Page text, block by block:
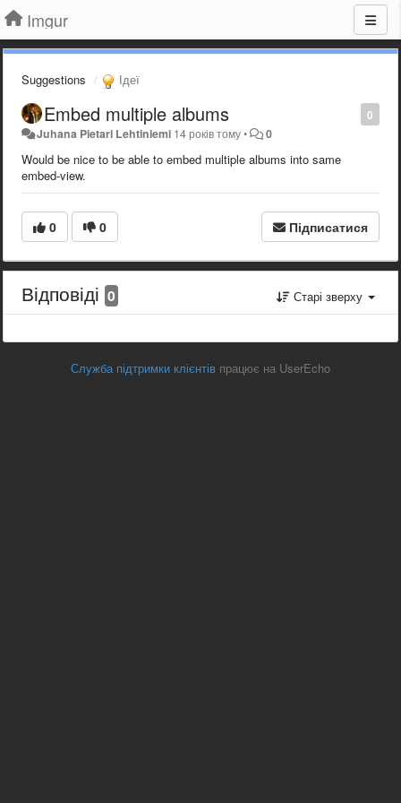
Imgur
Suggestions Ідеї
0
Embed multiple albums
Juhana Pietari Lehtiniemi 14 років тому• 0
Would be nice to be able to embed multiple albums into same
embed-view.
0 0 Підписатися
Відповіді 0 Старі зверху
Служба підтримки клієнтів працює на UserEcho